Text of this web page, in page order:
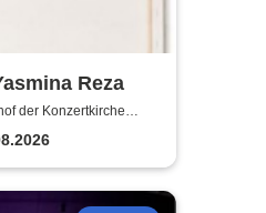
Reza
der Konzertkirche